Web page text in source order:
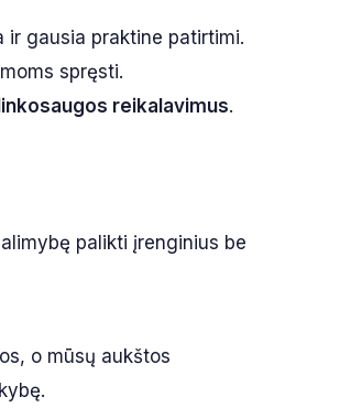
ir gausia praktine patirtimi.
spręsti.
reikalavimus.
palikti įrenginius be
o mūsų aukštos